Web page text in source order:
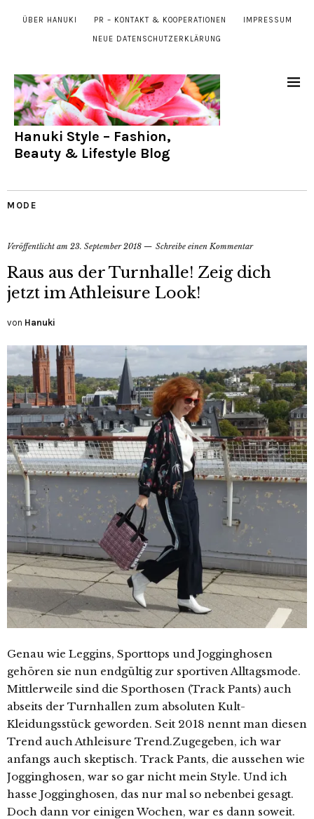
ÜBER HANUKI PR – KONTAKT & KOOPERATIONEN IMPRESSUM
NEUE DATENSCHUTZERKLÄRUNG
Hanuki Style – Fashion,
Beauty & Lifestyle Blog
MODE
Veröffentlicht am 23. September 2018 Schreibe einen Kommentar
Raus aus der Turnhalle! Zeig dich
jetzt im Athleisure Look!
von Hanuki
Genau wie Leggins, Sporttops und Jogginghosen
gehören sie nun endgültig zur sportiven Alltagsmode.
Mittlerweile sind die Sporthosen (Track Pants) auch
abseits der Turnhallen zum absoluten Kult-
Kleidungsstück geworden. Seit 2018 nennt man diesen
Trend auch Athleisure Trend.Zugegeben, ich war
anfangs auch skeptisch. Track Pants, die aussehen wie
Jogginghosen, war so gar nicht mein Style. Und ich
hasse Jogginghosen, das nur mal so nebenbei gesagt.
Doch dann vor einigen Wochen, war es dann soweit.